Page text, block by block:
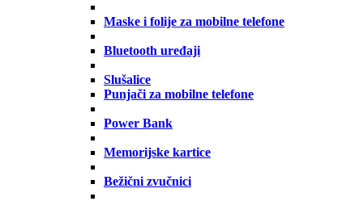
Maske i folije za mobilne telefone
Bluetooth uređaji
Slušalice
Punjači za mobilne telefone
Power Bank
Memorijske kartice
Bežični zvučnici